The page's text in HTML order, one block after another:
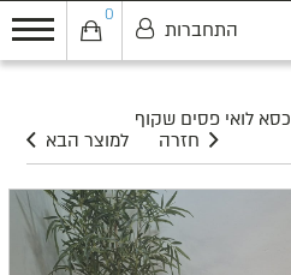
0
התחברות
כסא לואי פסים שקוף
למוצר הבא
חזרה